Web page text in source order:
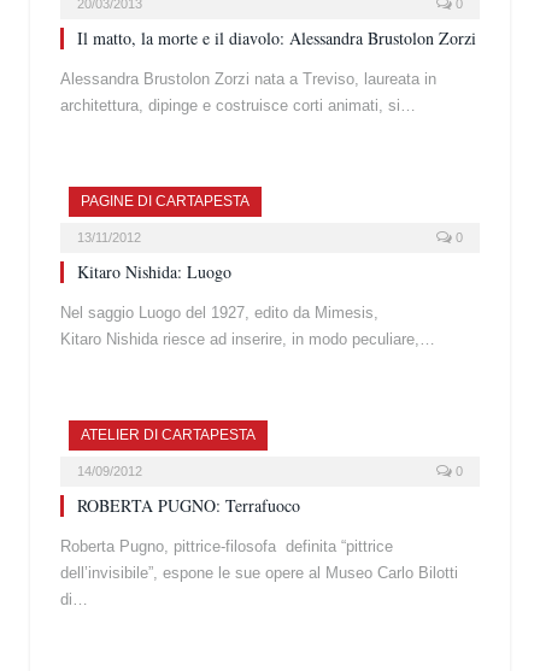
20/03/2013 0
Il matto, la morte e il diavolo: Alessandra Brustolon Zorzi
Alessandra Brustolon Zorzi nata a Treviso, laureata in
architettura, dipinge e costruisce corti animati, si…
PAGINE DI CARTAPESTA
13/11/2012 0
Kitaro Nishida: Luogo
Nel saggio Luogo del 1927, edito da Mimesis,
Kitaro Nishida riesce ad inserire, in modo peculiare,…
ATELIER DI CARTAPESTA
14/09/2012 0
ROBERTA PUGNO: Terrafuoco
Roberta Pugno, pittrice-filosofa definita “pittrice
dell’invisibile”, espone le sue opere al Museo Carlo Bilotti
di…